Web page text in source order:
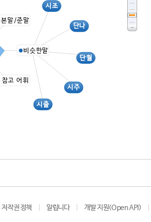
본말/준말
시조
시주
시출
단나
단월
비슷한말
참고 어휘
저작권 정책 알립니다 개발 지원(Open API)